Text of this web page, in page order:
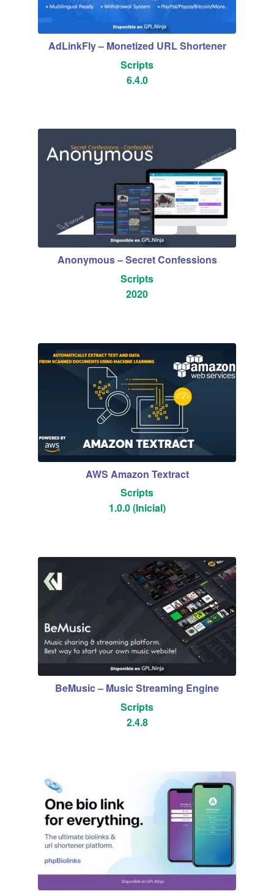
Mi cuentaAdLinkFly – Monetized URL Shortener
Scripts
6.4.0
Anonymous – Secret Confessions
Scripts
2020
AWS Amazon Textract
Scripts
1.0.0 (Inicial)
BeMusic – Music Streaming Engine
Scripts
2.4.8